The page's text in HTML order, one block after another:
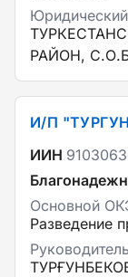
РАЙОН,
И/П
ИИН
Основной
Разведение
Руководитель